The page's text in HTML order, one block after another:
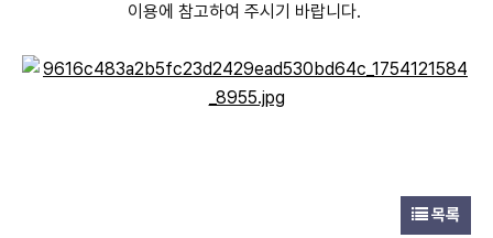
이용에 참고하여 주시기 바랍니다.
목록